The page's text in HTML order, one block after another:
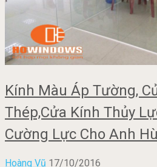
Kính Màu Áp Tường,
Thép,Cửa Kính Thủy
Cường Lực Cho Anh
Hoàng Vũ 17/10/2016